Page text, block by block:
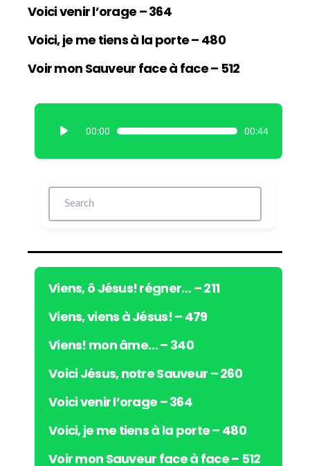
Voici venir l’orage – 364
Voici, je me tiens à la porte – 480
Voir mon Sauveur face à face – 512
c
e
r
u
d
i
00:00 00:44
Viens, ô Jésus! régner… – 211
Viens, viens à Jésus! – 479
Viens! mon âme… – 340
Voici Jésus, notre Sauveur – 260
Voici venir l’orage – 364
Voici, je me tiens à la porte – 480
Voir mon Sauveur face à face – 512